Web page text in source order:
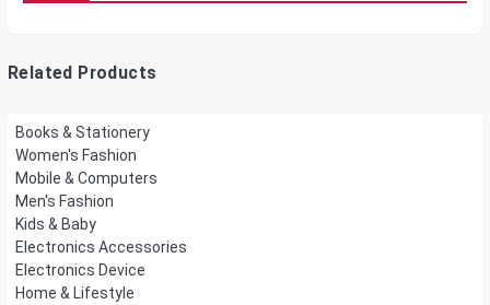
Related Products
Books & Stationery
Women's Fashion
Mobile & Computers
Men's Fashion
Kids & Baby
Electronics Accessories
Electronics Device
Home & Lifestyle